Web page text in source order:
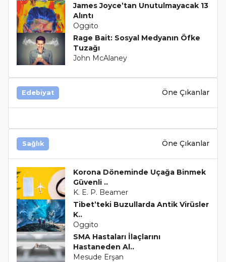
James Joyce’tan Unutulmayacak 13
Alıntı
Oggito
Rage Bait: Sosyal Medyanın Öfke
Tuzağı
John McAlaney
Edebiyat Öne Çıkanlar
Sağlık Öne Çıkanlar
Korona Döneminde Uçağa Binmek
Güvenli ..
K. E. P. Beamer
Tibet’teki Buzullarda Antik Virüsler
K..
Oggito
SMA Hastaları İlaçlarını
Hastaneden Al..
Mesude Erşan